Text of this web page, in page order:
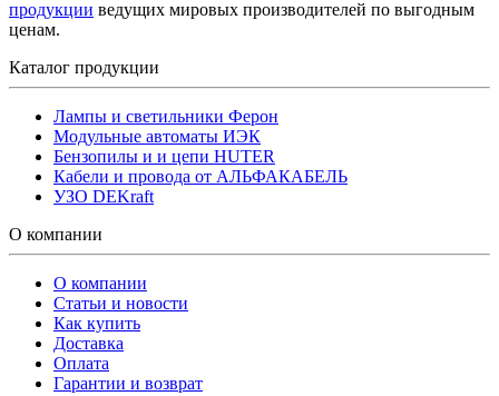
продукции ведущих мировых производителей по выгодным
ценам.
Каталог продукции
Лампы и светильники Ферон
Модульные автоматы ИЭК
Бензопилы и и цепи HUTER
Кабели и провода от АЛЬФАКАБЕЛЬ
УЗО DEKraft
О компании
О компании
Статьи и новости
Как купить
Доставка
Оплата
Гарантии и возврат